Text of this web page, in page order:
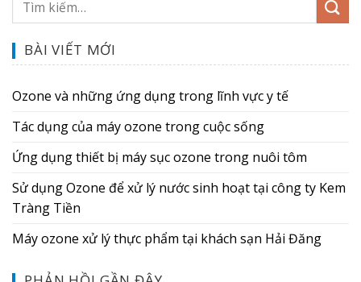
BÀI VIẾT MỚI
Ozone và những ứng dụng trong lĩnh vực y tế
Tác dụng của máy ozone trong cuộc sống
Ứng dụng thiết bị máy sục ozone trong nuôi tôm
Sử dụng Ozone để xử lý nước sinh hoạt tại công ty Kem
Tràng Tiền
Máy ozone xử lý thực phẩm tại khách sạn Hải Đăng